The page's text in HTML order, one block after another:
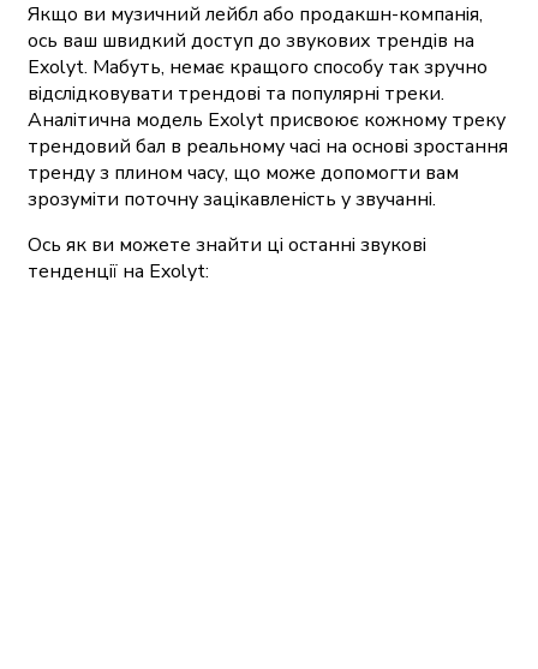
Якщо ви музичний лейбл або продакшн-компанія,
ось ваш швидкий доступ до звукових трендів на
Exolyt. Мабуть, немає кращого способу так зручно
відслідковувати трендові та популярні треки.
Аналітична модель Exolyt присвоює кожному треку
трендовий бал в реальному часі на основі зростання
тренду з плином часу, що може допомогти вам
зрозуміти поточну зацікавленість у звучанні.
Ось як ви можете знайти ці останні звукові
тенденції на Exolyt: